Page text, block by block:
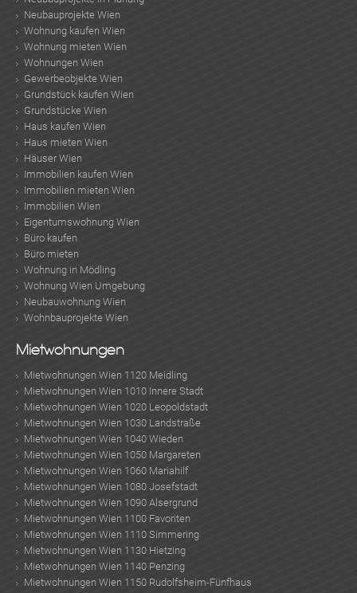
Neubauprojekte Wien
Wohnung kaufen Wien
Wohnung mieten Wien
Wohnungen Wien
Gewerbeobjekte Wien
Grundstück kaufen Wien
Grundstücke Wien
Haus kaufen Wien
Haus mieten Wien
Häuser Wien
Immobilien kaufen Wien
Immobilien mieten Wien
Immobilien Wien
Eigentumswohnung Wien
Büro kaufen
Büro mieten
Wohnung in Mödling
Wohnung Wien Umgebung
Neubauwohnung Wien
Wohnbauprojekte Wien
Mietwohnungen
Mietwohnungen Wien 1120 Meidling
Mietwohnungen Wien 1010 Innere Stadt
Mietwohnungen Wien 1020 Leopoldstadt
Mietwohnungen Wien 1030 Landstraße
Mietwohnungen Wien 1040 Wieden
Mietwohnungen Wien 1050 Margareten
Mietwohnungen Wien 1060 Mariahilf
Mietwohnungen Wien 1080 Josefstadt
Mietwohnungen Wien 1090 Alsergrund
Mietwohnungen Wien 1100 Favoriten
Mietwohnungen Wien 1110 Simmering
Mietwohnungen Wien 1130 Hietzing
Mietwohnungen Wien 1140 Penzing
Mietwohnungen Wien 1150 Rudolfsheim-Fünfhaus